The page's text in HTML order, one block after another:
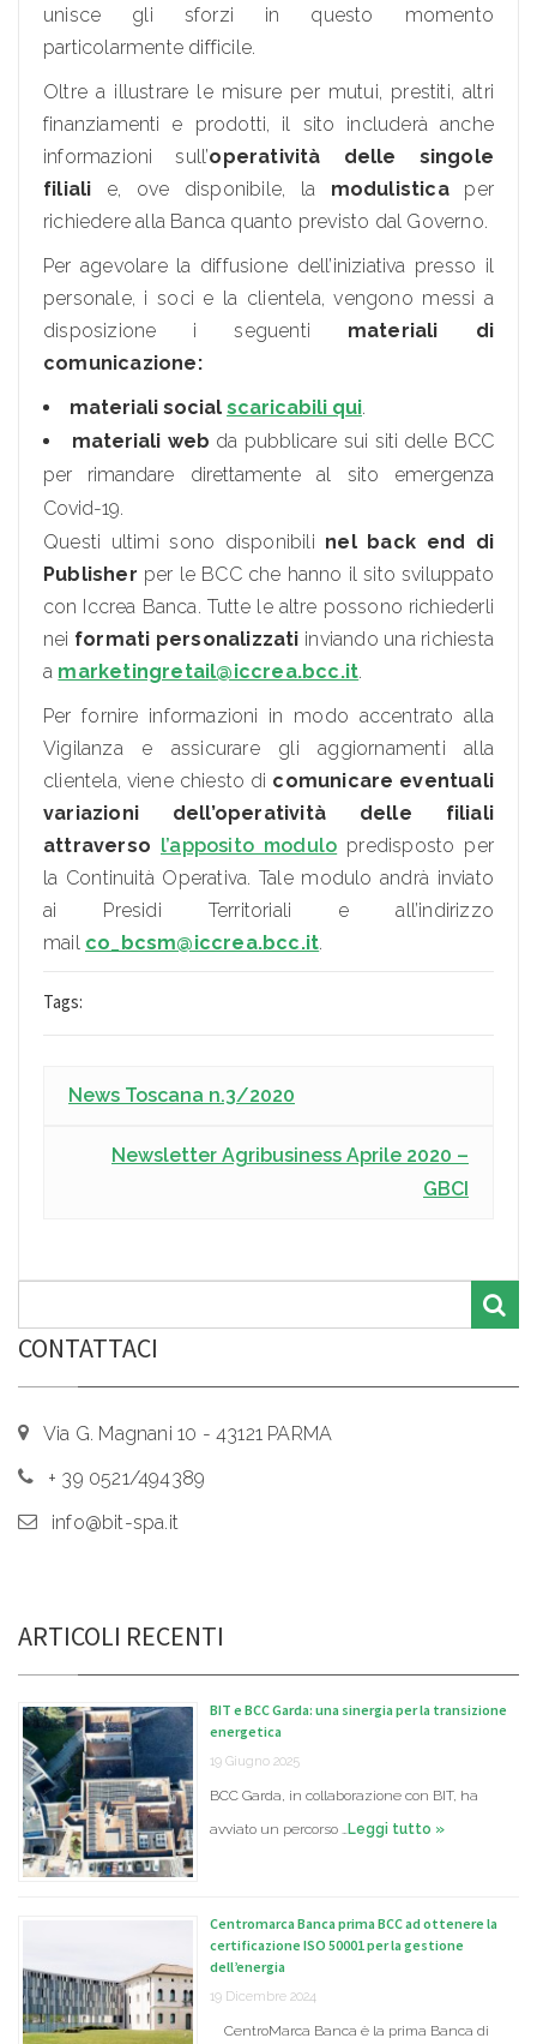
unisce gli sforzi in questo momento
particolarmente difficile.
Oltre a illustrare le misure per mutui, prestiti, altri
finanziamenti e prodotti, il sito includerà anche
informazioni sull’operatività delle singole
filiali e, ove disponibile, la modulisticaper
richiedere alla Banca quanto previsto dal Governo.
Per agevolare la diffusione dell’iniziativa presso il
personale, i soci e la clientela, vengono messi a
disposizione i seguenti materiali di
comunicazione:
materiali social scaricabili qui.
materiali web da pubblicare sui siti delle BCC
per rimandare direttamente al sito emergenza
Covid-19.
Questi ultimi sono disponibili nel back end di
Publisher per le BCC che hanno il sito sviluppato
con Iccrea Banca. Tutte le altre possono richiederli
nei formati personalizzati inviando una richiesta
a marketingretail@iccrea.bcc.it.
Per fornire informazioni in modo accentrato alla
Vigilanza e assicurare gli aggiornamenti alla
clientela, viene chiesto di comunicare eventuali
variazioni dell’operatività delle filiali
attraverso l’apposito modulo predisposto per
la Continuità Operativa. Tale modulo andrà inviato
ai Presidi Territoriali e all’indirizzo
mail co_bcsm@iccrea.bcc.it.
Tags:
News Toscana n.3/2020
Newsletter Agribusiness Aprile 2020 –
GBCI
CONTATTACI
Via G. Magnani 10 - 43121 PARMA
+ 39 0521/494389
info@bit-spa.it
ARTICOLI RECENTI
BIT e BCC Garda: una sinergia per la transizione
energetica
19 Giugno 2025
BCC Garda, in collaborazione con BIT, ha
avviato un percorso …Leggi tutto »
Centromarca Banca prima BCC ad ottenere la
certificazione ISO 50001 per la gestione
dell’energia
19 Dicembre 2024
CentroMarca Banca è la prima Banca di